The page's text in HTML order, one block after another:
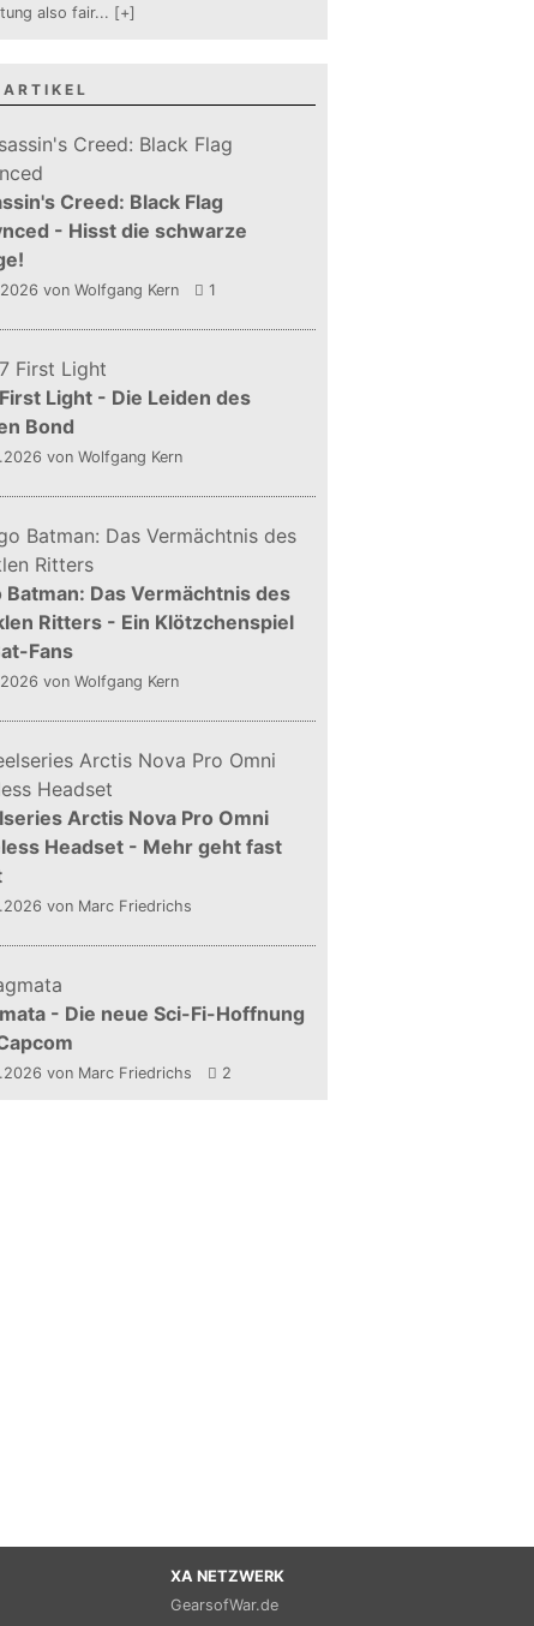
also fair... [+]
Creed: Black Flag
- Hisst die schwarze
von Wolfgang Kern 1
Light - Die Leiden des
Bond
von Wolfgang Kern
Batman: Das Vermächtnis des
Ritters - Ein Klötzchenspiel
Fans
von Wolfgang Kern
Arctis Nova Pro Omni
Headset - Mehr geht fast
von Marc Friedrichs
- Die neue Sci-Fi-Hoffnung
von Marc Friedrichs 2
XA NETZWERK
GearsofWar.de